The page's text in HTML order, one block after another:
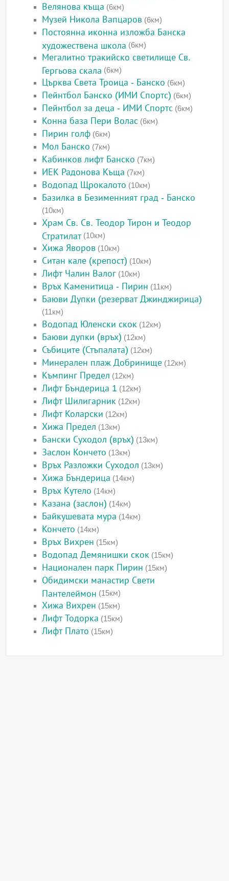
Велянова къща (6км)
Музей Никола Вапцаров (6км)
Постоянна иконна изложба Банска
художествена школа (6км)
Мегалитно тракийско светилище Св.
Гергьова скала (6км)
Църква Света Троица - Банско (6км)
Пейнтбол Банско (ИМИ Спортс) (6км)
Пейнтбол за деца - ИМИ Спортс (6км)
Конна база Пери Волас (6км)
Пирин голф (6км)
Мол Банско (7км)
Кабинков лифт Банско (7км)
ИЕК Радонова Къща (7км)
Водопад Щрокалото (10км)
Базилка в Безименният град - Банско
(10км)
Храм Св. Св. Теодор Тирон и Теодор
Стратилат(10км)
Хижа Яворов (10км)
Ситан кале (крепост) (10км)
Лифт Чалин Валог (10км)
Връх Каменитица - Пирин (11км)
Баюви Дупки (резерват Джинджирица)
(11км)
Водопад Юленски скок (12км)
Баюви дупки (връх) (12км)
Събиците (Стъпалата) (12км)
Минерален плаж Добринище (12км)
Къмпинг Предел (12км)
Лифт Бъндерица 1 (12км)
Лифт Шилигарник (12км)
Лифт Коларски (12км)
Хижа Предел (13км)
Бански Суходол (връх) (13км)
Заслон Кончето (13км)
Връх Разложки Суходол (13км)
Хижа Бъндерица (14км)
Връх Кутело (14км)
Казана (заслон) (14км)
Байкушевата мура (14км)
Кончето (14км)
Връх Вихрен (15км)
Водопад Демянишки скок (15км)
Национален парк Пирин (15км)
Обидимски манастир Свети
Пантелеймон (15км)
Хижа Вихрен (15км)
Лифт Тодорка (15км)
Лифт Плато (15км)